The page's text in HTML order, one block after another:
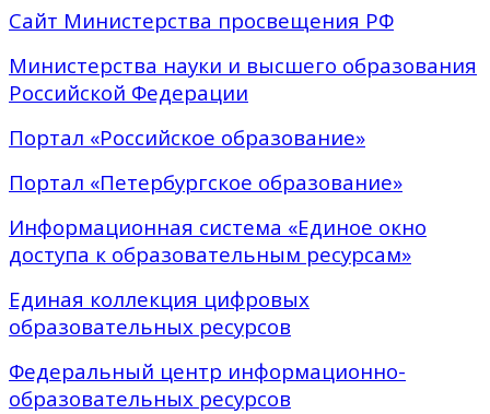
Сайт Министерства просвещения РФ
Министерства науки и высшего образования
Российской Федерации
Портал «Российское образование»
Портал «Петербургское образование»
Информационная система «Единое окно
доступа к образовательным ресурсам»
Единая коллекция цифровых
образовательных ресурсов
Федеральный центр информационно-
образовательных ресурсов